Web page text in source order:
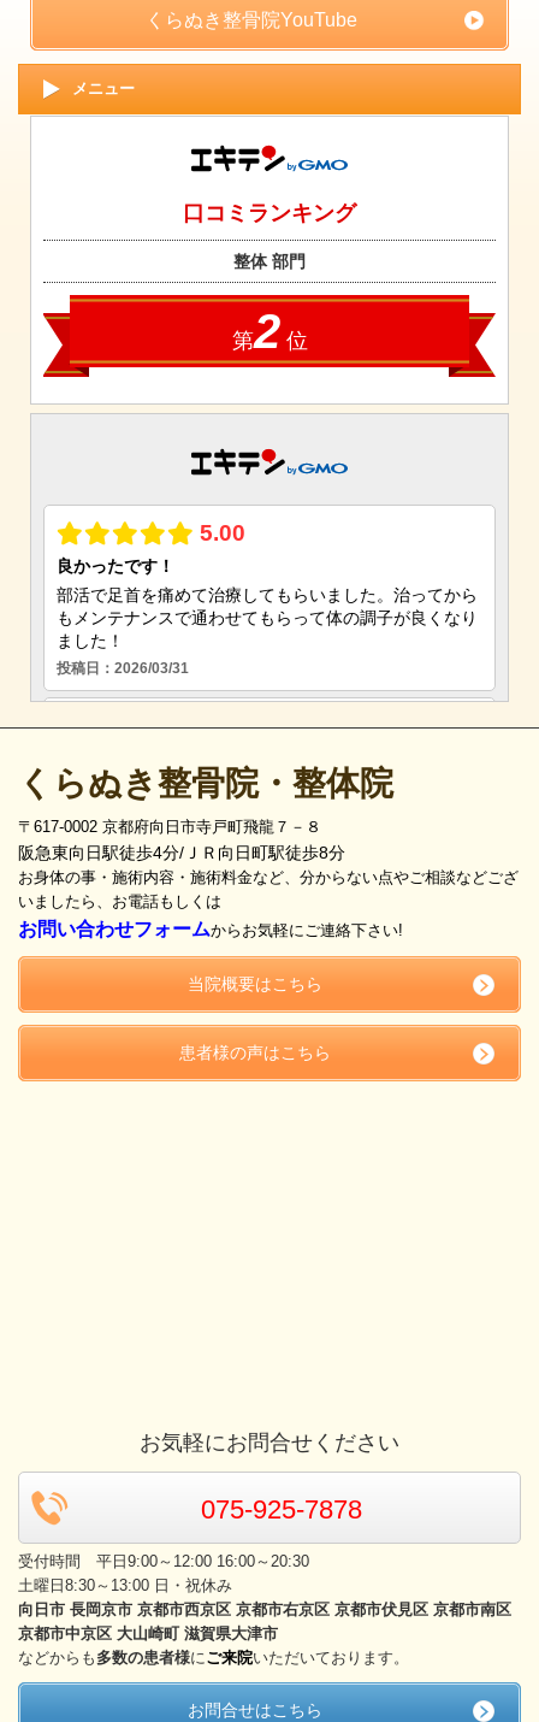
くらぬき整骨院YouTube
メニュー
くらぬき整骨院・整体院
〒617-0002 京都府向日市寺戸町飛龍７－８
阪急東向日駅徒歩4分/ＪＲ向日町駅徒歩8分
お身体の事・施術内容・施術料金など、分からない点やご相談などござ
いましたら、お電話もしくは
お問い合わせフォームからお気軽にご連絡下さい!
当院概要はこちら
患者様の声はこちら
お気軽にお問合せください
075-925-7878
受付時間 平日9:00～12:00 16:00～20:30
土曜日8:30～13:00 日・祝休み
向日市 長岡京市 京都市西京区 京都市右京区 京都市伏見区 京都市南区
京都市中京区 大山崎町 滋賀県大津市
などからも 多数の患者様にご来院いただいております。
お問合せはこちら